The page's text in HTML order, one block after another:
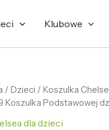
Klubowe
/ Dzieci / Koszulka
Koszulka Podstawowej
dla dzieci
Pierwotna